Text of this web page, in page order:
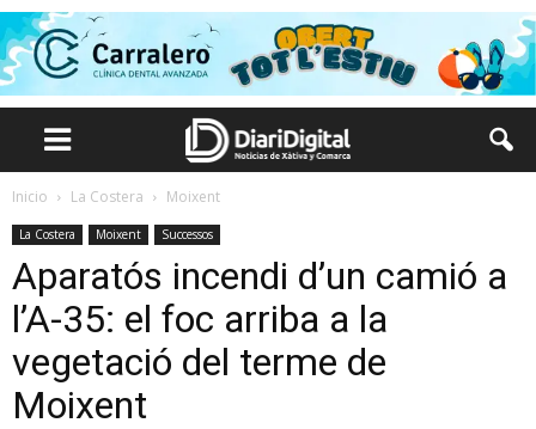
Inicio La Costera Moixent
La Costera Moixent Successos
Aparatós incendi d’un camió a
l’A-35: el foc arriba a la
vegetació del terme de
Moixent